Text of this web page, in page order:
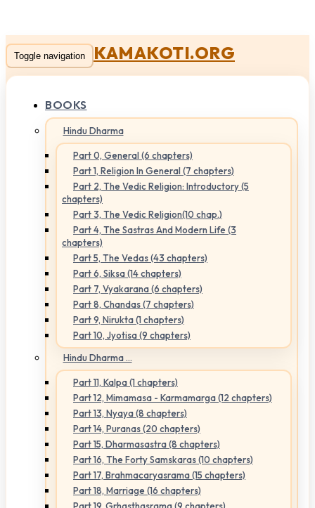
Toggle navigation KAMAKOTI.ORG
BOOKS
Hindu Dharma
Part 0, General (6 chapters)
Part 1, Religion In General (7 chapters)
Part 2, The Vedic Religion: Introductory (5
chapters)
Part 3, The Vedic Religion(10 chap.)
Part 4, The Sastras And Modern Life (3
chapters)
Part 5, The Vedas (43 chapters)
Part 6, Siksa (14 chapters)
Part 7, Vyakarana (6 chapters)
Part 8, Chandas (7 chapters)
Part 9, Nirukta (1 chapters)
Part 10, Jyotisa (9 chapters)
Hindu Dharma ...
Part 11, Kalpa (1 chapters)
Part 12, Mimamasa - Karmamarga (12 chapters)
Part 13, Nyaya (8 chapters)
Part 14, Puranas (20 chapters)
Part 15, Dharmasastra (8 chapters)
Part 16, The Forty Samskaras (10 chapters)
Part 17, Brahmacaryasrama (15 chapters)
Part 18, Marriage (16 chapters)